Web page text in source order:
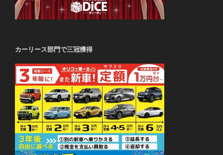
カーリース部門で三冠獲得